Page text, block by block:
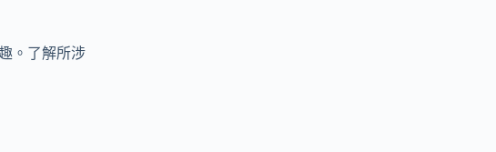
。了解所涉